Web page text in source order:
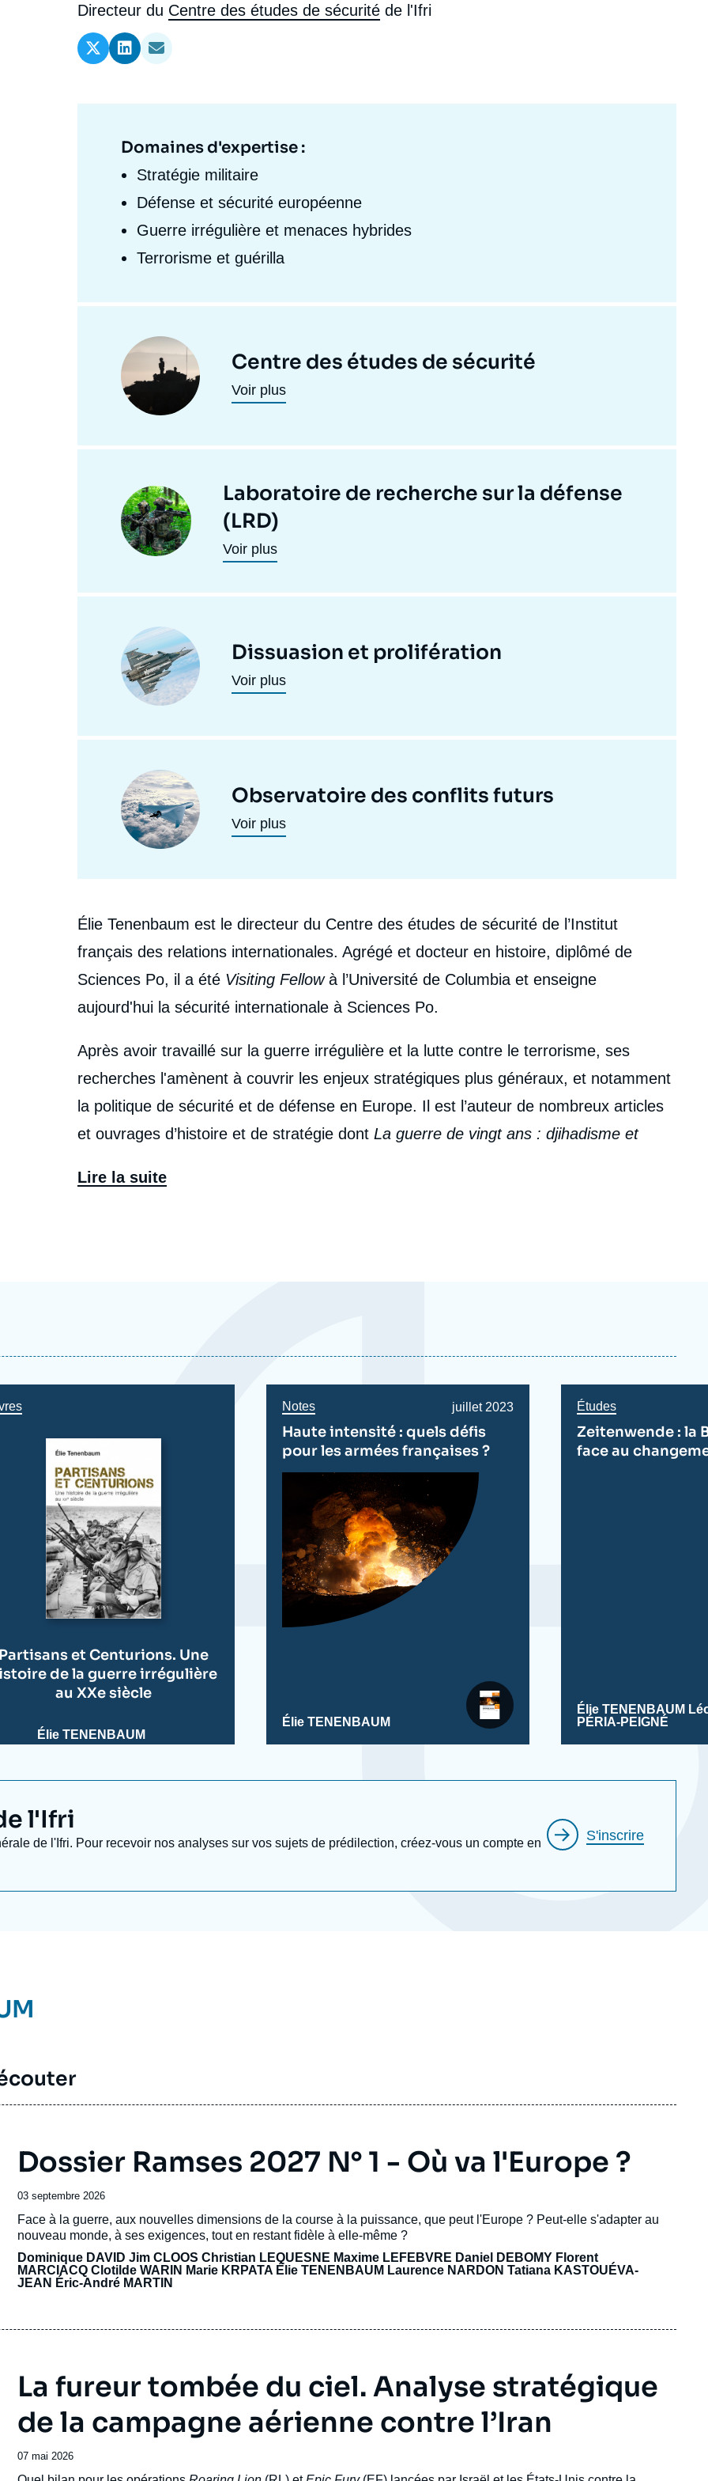
Politique étrangère
Recrutement
Russie - Eurasie
Sécurité - Défense
l'expert
de
l'expert
Intitulé
du
poste
Directeur du Centre des études de sécuritéde l'Ifri
Domaine
d'expertises
Fr
Domaines d'expertise :
Stratégie militaire
Défense et sécurité européenne
Guerre irrégulière et menaces hybrides
Terrorisme et guérilla
programmes
Image
principale
Centre des études de sécurité
Voir plus
Image
principale
Laboratoire de recherche sur la défense
(LRD)
Voir plus
Image
principale
Dissuasion et prolifération
Voir plus
Image
principale
Observatoire des conflits futurs
Voir plus
Biographie
Élie Tenenbaum est le directeur du Centre des études de sécurité de l’Institut
français des relations internationales. Agrégé et docteur en histoire, diplômé de
Sciences Po, il a été Visiting Fellowà l’Université de Columbia et enseigne
aujourd'hui la sécurité internationale à Sciences Po.
Après avoir travaillé sur la guerre irrégulière et la lutte contre le terrorisme, ses
recherches l'amènent à couvrir les enjeux stratégiques plus généraux, et notamment
la politique de sécurité et de défense en Europe. Il est l’auteur de nombreux articles
et ouvrages d’histoire et de stratégie dont La guerre de vingt ans : djihadisme et
Livre Géopolitique 2021).
Lire la suite
Partisans et Centurions. Une
de la guerre irrégulière
au XXe siècle
Élie TENENBAUM
Notes
Date
publication
juillet 2023
Haute intensité : quels défis
pour les armées françaises ?
Élie TENENBAUM
Études
Zeitenwende : la
face au
Élie TENENBAUM
PÉRIA-PEIGNÉ
l'Ifri
de l'Ifri. Pour recevoir nos analyses sur vos sujets de prédilection, créez-vous un compte en
S'inscrire
Dossier Ramses 2027 N° 1 - Où va l'Europe ?
Date
publication
03 septembre 2026
Accroche
Face à la guerre, aux nouvelles dimensions de la course à la puissance, que peut l'Europe ? Peut-elle s'adapter au
nouveau monde, à ses exigences, tout en restant fidèle à elle-même ?
Dominique DAVID Jim CLOOS Christian LEQUESNE Maxime LEFEBVRE Daniel DEBOMY Florent
MARCIACQ Clotilde WARIN Marie KRPATA Élie TENENBAUM Laurence NARDON Tatiana KASTOUÉVA-
JEAN Éric-André MARTIN
La fureur tombée du ciel. Analyse stratégique
de la campagne aérienne contre l’Iran
Date
07 mai 2026